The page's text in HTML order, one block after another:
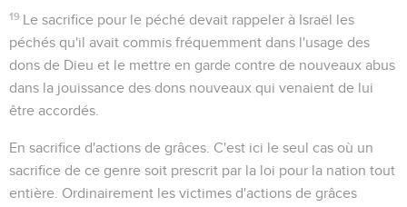
19 Le sacrifice pour le péché devait rappeler à Israël les
péchés qu'il avait commis fréquemment dans l'usage des
dons de Dieu et le mettre en garde contre de nouveaux abus
dans la jouissance des dons nouveaux qui venaient de lui
être accordés.
En sacrifice d'actions de grâces . C'est ici le seul cas où un
sacrifice de ce genre soit prescrit par la loi pour la nation tout
entière. Ordinairement les victimes d'actions de grâces